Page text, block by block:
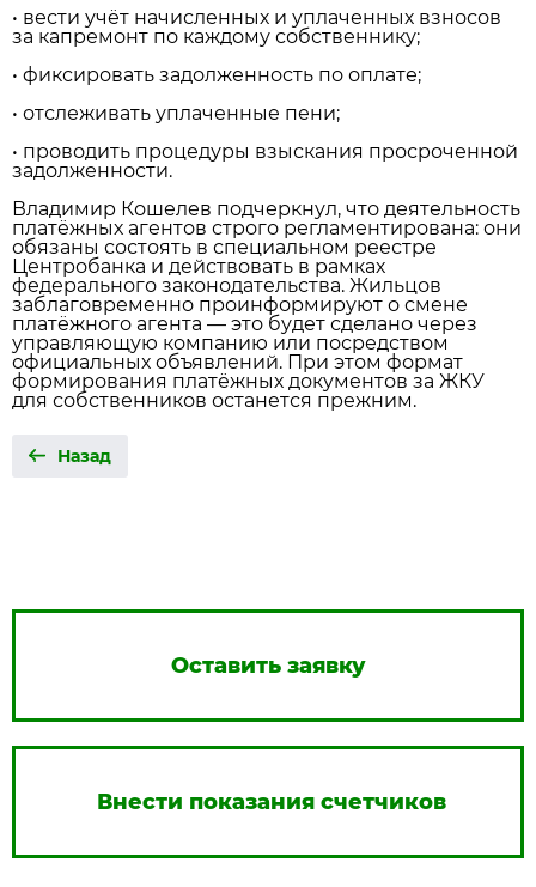
• вести учёт начисленных и уплаченных взносов
за капремонт по каждому собственнику;
• фиксировать задолженность по оплате;
• отслеживать уплаченные пени;
• проводить процедуры взыскания просроченной
задолженности.
Владимир Кошелев подчеркнул, что деятельность
платёжных агентов строго регламентирована: они
обязаны состоять в специальном реестре
Центробанка и действовать в рамках
федерального законодательства. Жильцов
заблаговременно проинформируют о смене
платёжного агента — это будет сделано через
управляющую компанию или посредством
официальных объявлений. При этом формат
формирования платёжных документов за ЖКУ
для собственников останется прежним.
Назад
Оставить заявку
Внести показания счетчиков